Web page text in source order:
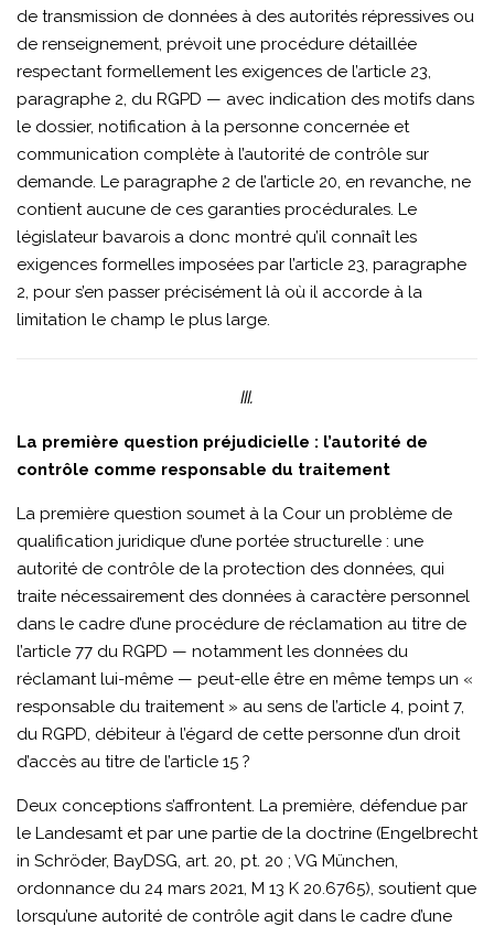
de transmission de données à des autorités répressives ou
de renseignement, prévoit une procédure détaillée
respectant formellement les exigences de l’article 23,
paragraphe 2, du RGPD — avec indication des motifs dans
le dossier, notification à la personne concernée et
communication complète à l’autorité de contrôle sur
demande. Le paragraphe 2 de l’article 20, en revanche, ne
contient aucune de ces garanties procédurales. Le
législateur bavarois a donc montré qu’il connaît les
exigences formelles imposées par l’article 23, paragraphe
2, pour s’en passer précisément là où il accorde à la
limitation le champ le plus large.
III.
La première question préjudicielle : l’autorité de
contrôle comme responsable du traitement
La première question soumet à la Cour un problème de
qualification juridique d’une portée structurelle : une
autorité de contrôle de la protection des données, qui
traite nécessairement des données à caractère personnel
dans le cadre d’une procédure de réclamation au titre de
l’article 77 du RGPD — notamment les données du
réclamant lui-même — peut-elle être en même temps un «
responsable du traitement » au sens de l’article 4, point 7,
du RGPD, débiteur à l’égard de cette personne d’un droit
d’accès au titre de l’article 15 ?
Deux conceptions s’affrontent. La première, défendue par
le Landesamt et par une partie de la doctrine (Engelbrecht
in Schröder, BayDSG, art. 20, pt. 20 ; VG München,
ordonnance du 24 mars 2021, M 13 K 20.6765), soutient que
lorsqu’une autorité de contrôle agit dans le cadre d’une